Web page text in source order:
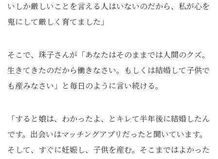
いしか厳しいことを言える人はいないのだから、私が心を
鬼にして厳しく育てました」
そこで、珠子さんが「あなたはそのままでは人間のクズ。
生きてきたのだから働きなさい。もしくは結婚して子供で
も産みなさい」と毎日のように言い続ける。
「すると娘は、わかったよ、とキレて半年後に結婚したん
です。出会いはマッチングアプリだったと聞いています。
そして、すぐに妊娠し、子供を産む。そこまではよかった